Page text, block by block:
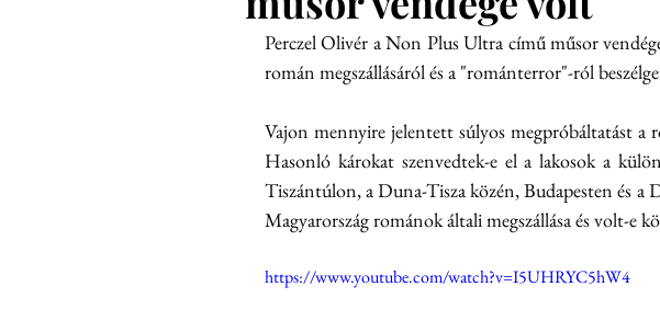
Perczel Olivér a Non Plus Ultra című műsor
román megszállásáról és a "románterror"-ról
Vajon mennyire jelentett súlyos megpróbáltatást a
Hasonló károkat szenvedtek-e el a lakosok a
Tiszántúlon, a Duna-Tisza közén, Budapesten és
Magyarország románok általi megszállása és volt-e
https://www.youtube.com/watch?v=I5UHRYC5hW4